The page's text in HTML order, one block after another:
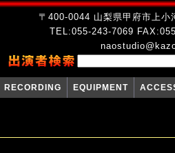
〒400-0044 山梨県甲府市上小
TEL:055-243-7069
RECORDING EQUIPMENT